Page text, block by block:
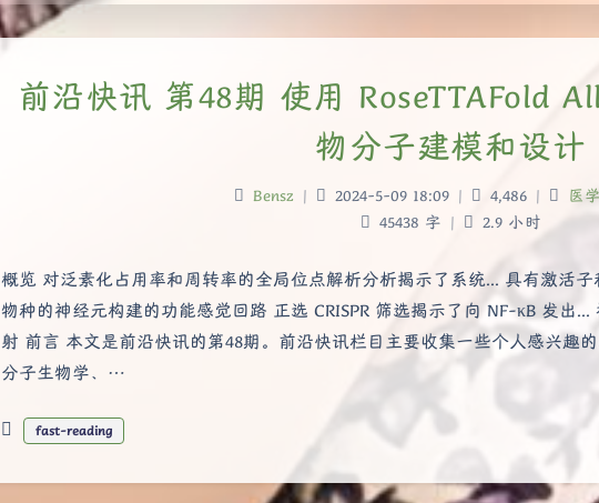
前沿快讯 第48期 使用 RoseTTAFold
物分子建模和设计
Bensz | 2024-5-09 18:09 | 4,486 |
医
45438 字 | 2.9 小时
概览 对泛素化占用率和周转率的全局位点解析分析揭示了系统... 具有激活
物种的神经元构建的功能感觉回路 正选 CRISPR 筛选揭示了向 NF-κB 发出
射 前言 本文是前沿快讯的第48期。前沿快讯栏目主要收集一些个人感兴趣
分子生物学、…
fast-reading